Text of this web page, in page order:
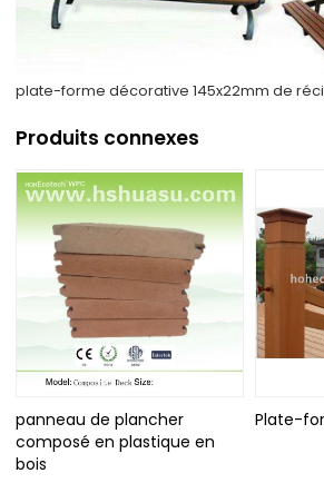
plate-forme décorative 145x22mm de
Produits connexes
panneau de plancher
composé en plastique en
bois
Plate-